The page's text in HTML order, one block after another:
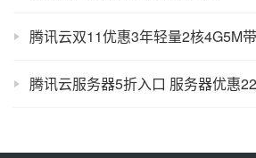
腾讯云双11优惠3年轻量2核4G5M
腾讯云服务器5折入口 服务器优惠